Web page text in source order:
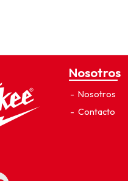
Nosotros
Nosotros
Contacto